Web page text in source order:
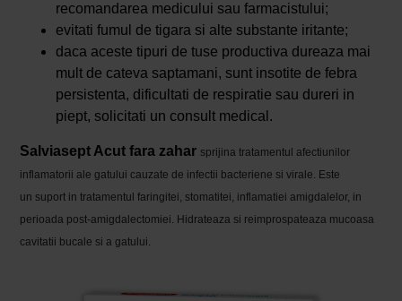
recomandarea medicului sau farmacistului;
evitati fumul de tigara si alte substante iritante;
daca aceste tipuri de tuse productiva dureaza mai
mult de cateva saptamani, sunt insotite de febra
persistenta, dificultati de respiratie sau dureri in
piept, solicitati un consult medical.
Salviasept Acut fara zahar sprijina tratamentul afectiunilor
inflamatorii ale gatului cauzate de infectii bacteriene si virale. Este
un suport in tratamentul faringitei, stomatitei, inflamatiei amigdalelor, in
perioada post-amigdalectomiei. Hidrateaza si reimprospateaza mucoasa
cavitatii bucale si a gatului.